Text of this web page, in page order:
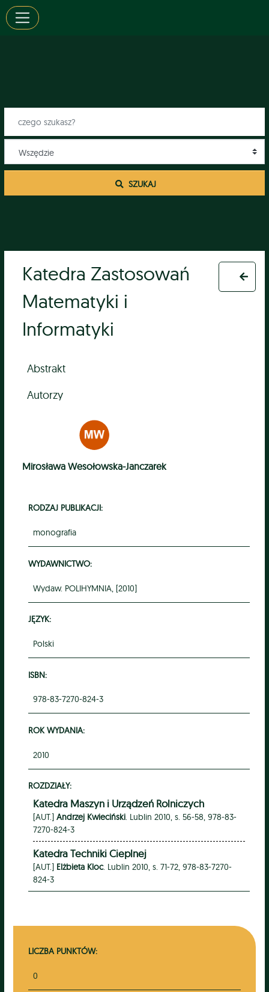
SZUKAJ
Katedra Zastosowań
Matematyki i
Informatyki
Abstrakt
Autorzy
Mirosława Wesołowska-Janczarek
RODZAJ PUBLIKACJI:
monografia
WYDAWNICTWO:
Wydaw. POLIHYMNIA, [2010]
JĘZYK:
Polski
ISBN:
978-83-7270-824-3
ROK WYDANIA:
2010
ROZDZIAŁY:
Katedra Maszyn i Urządzeń Rolniczych
[AUT.] Andrzej Kwieciński. Lublin 2010, s. 56-58, 978-83-
7270-824-3
Katedra Techniki Cieplnej
[AUT.] Elżbieta Kloc. Lublin 2010, s. 71-72, 978-83-7270-
824-3
LICZBA PUNKTÓW:
0